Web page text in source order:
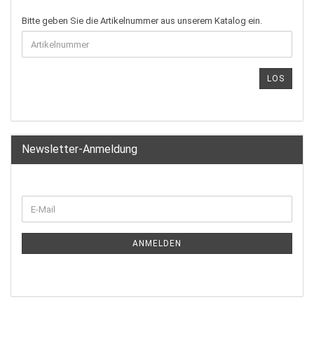
Bitte geben Sie die Artikelnummer aus unserem Katalog ein.
LOS
Newsletter-Anmeldung
ANMELDEN